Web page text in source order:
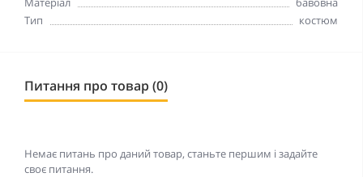
Тип
костюм
Питання про товар (0)
Немає питань про даний товар, станьте першим і задайте
своє питання.